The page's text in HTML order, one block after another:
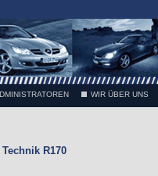
WIR ÜBER UNS
R170